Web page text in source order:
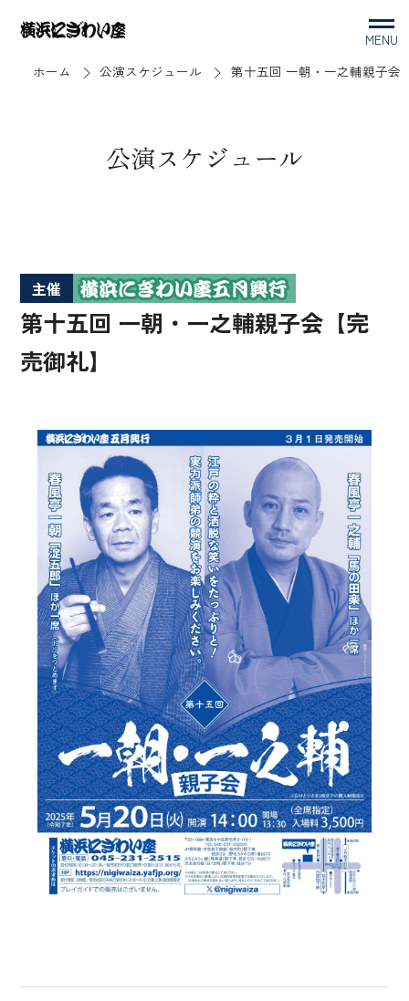
MENU
ホーム 公演スケジュール 第十五回 一朝・一之輔親子会
公演スケジュール
主催
第十五回 一朝・一之輔親子会【完
売御礼】